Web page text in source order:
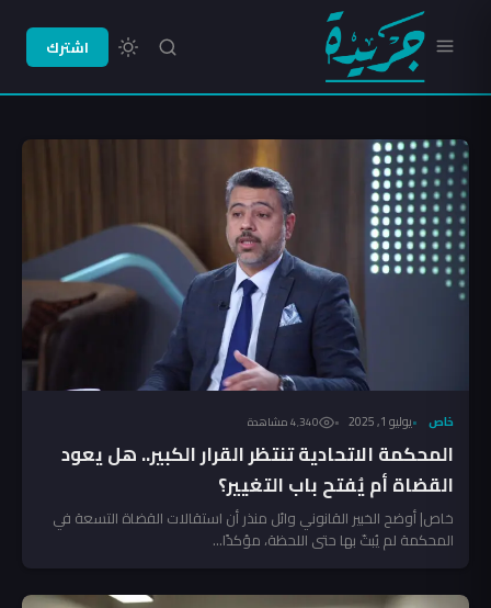
اشترك
خاص يوليو 1, 2025 4٬340 مشاهدة
المحكمة الاتحادية تنتظر القرار الكبير.. هل يعود
القضاة أم يُفتح باب التغيير؟
خاص| أوضح الخبير القانوني وائل منذر أن استقالات القضاة التسعة في
المحكمة لم يُبتّ بها حتى اللحظة، مؤكدًا...